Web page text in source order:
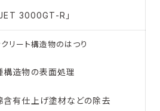
JET 3000GT-R」
クリート構造物のはつり
構造物の表面処理
含有仕上げ塗材などの除去